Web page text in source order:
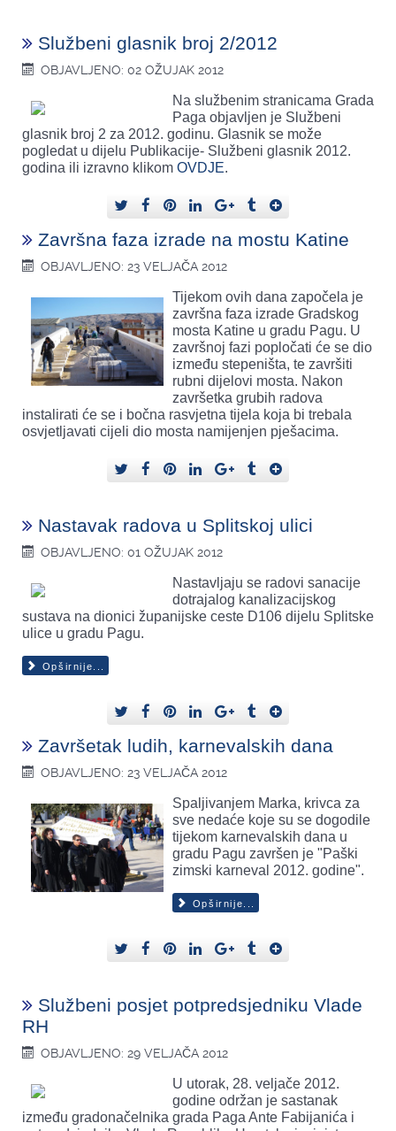
Službeni glasnik broj 2/2012
OBJAVLJENO: 02 OŽUJAK 2012
Na službenim stranicama Grada
Paga objavljen je Službeni
glasnik broj 2 za 2012. godinu. Glasnik se može
pogledat u dijelu Publikacije- Službeni glasnik 2012.
godina ili izravno klikom OVDJE.
Završna faza izrade na mostu Katine
OBJAVLJENO: 23 VELJAČA 2012
Tijekom ovih dana započela je
završna faza izrade Gradskog
mosta Katine u gradu Pagu. U
završnoj fazi popločati će se dio
između stepeništa, te završiti
rubni dijelovi mosta. Nakon
završetka grubih radova
instalirati će se i bočna rasvjetna tijela koja bi trebala
osvjetljavati cijeli dio mosta namijenjen pješacima.
Nastavak radova u Splitskoj ulici
OBJAVLJENO: 01 OŽUJAK 2012
Nastavljaju se radovi sanacije
dotrajalog kanalizacijskog
sustava na dionici županijske ceste D106 dijelu Splitske
ulice u gradu Pagu.
Opširnije...
Završetak ludih, karnevalskih dana
OBJAVLJENO: 23 VELJAČA 2012
Spaljivanjem Marka, krivca za
sve nedaće koje su se dogodile
tijekom karnevalskih dana u
gradu Pagu završen je "Paški
zimski karneval 2012. godine".
Opširnije...
Službeni posjet potpredsjedniku Vlade
RH
OBJAVLJENO: 29 VELJAČA 2012
U utorak, 28. veljače 2012.
godine održan je sastanak
između gradonačelnika grada Paga Ante Fabijanića i